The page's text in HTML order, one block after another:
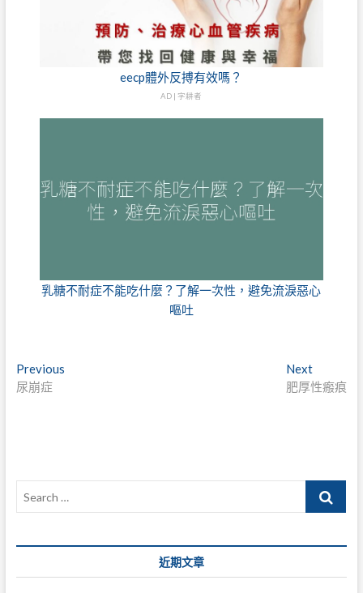
eecp體外反搏有效嗎？
AD | 字耕者
乳糖不耐症不能吃什麼？了解一次性，避免流淚惡心
嘔吐
文
章
PreviousPrevious
尿崩症
NextNext
post:
肥厚性瘢痕
Search
近期文章